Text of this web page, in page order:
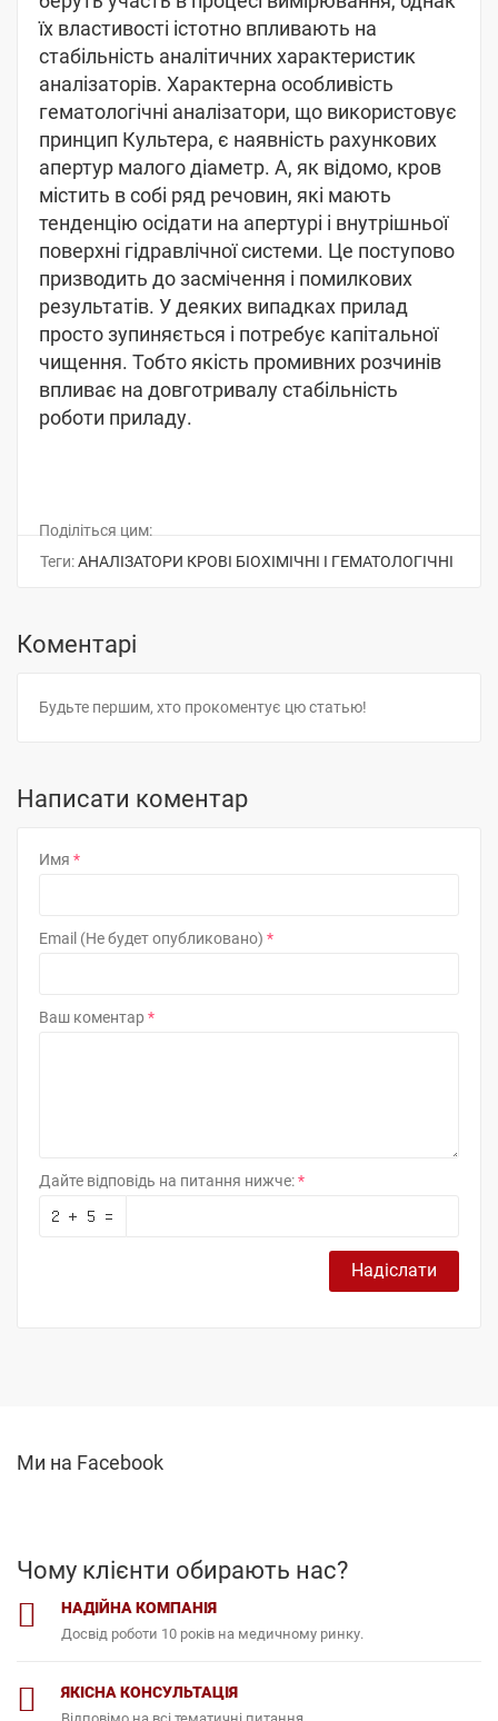
їх властивості істотно впливають на
стабільність аналітичних характеристик
аналізаторів. Характерна особливість
гематологічні аналізатори, що використовує
принцип Культера, є наявність рахункових
апертур малого діаметр. А, як відомо, кров
містить в собі ряд речовин, які мають
тенденцію осідати на апертурі і внутрішньої
поверхні гідравлічної системи. Це поступово
призводить до засмічення і помилкових
результатів. У деяких випадках прилад
просто зупиняється і потребує капітальної
чищення. Тобто якість промивних розчинів
впливає на довготривалу стабільність
роботи приладу.
Поділіться цим:
Теги:АНАЛІЗАТОРИ КРОВІ БІОХІМІЧНІ І ГЕМАТОЛОГІЧНІ
Коментарі
Будьте першим, хто прокоментує цю статью!
Написати коментар
Имя
Email (Не будет опубликовано)
Ваш коментар
Дайте відповідь на питання нижче:
Надіслати
Ми на Facebook
Чому клієнти обирають нас?
НАДІЙНА КОМПАНІЯ
Досвід роботи 10 років на медичному ринку.
ЯКІСНА КОНСУЛЬТАЦІЯ